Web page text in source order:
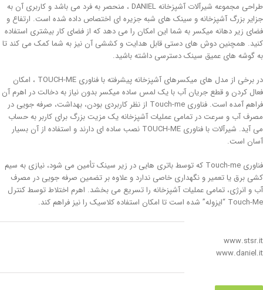
طراحی مجموعه شیرآلات آشپزخانه DANIEL ، منحصر به فرد می باشد و کاربری آن به
جزایر بزرگ آشپزخانه و سینک های شبه جزیره ای اختصاص داده شده است. ارتفاع و
فضای زیر دهانه میکسر به شما این امکان را می دهد که از فضای کار بیشتری استفاده
کنید. همچنین دوش های دستی قابل هدایت و کششی آن نیز به شما کمک می کند تا
به گوشه های عمیق سینک دسترسی داشته باشید.
در برخی از مدل های میکسرهای آشپزخانه پیشرفته با فناوری TOUCH-ME ، امکان
فعال کردن و قطع جریان آب با یک لمس ساده میکسر بدون نیاز به دخالت در اهرم آن
فراهم آمده است. فناوری Touch-me از نظر کاربردی بودن، بهداشت، صرفه جویی در
مصرف آب و سرعت در تمامی عملیات آشپزخانه یک مزیت بزرگ برای کاربر به حساب
می آید. شیرآلات با فناوری TOUCH-ME نصب ساده ای دارند و استفاده از آن بسیار
آسان است.
فناوری Touch-me که توسط باتری هایی در زیر سینک تأمین می شود، نیازی به سیم
کشی برق یا تعمیر و نگهداری خاصی ندارد و علاوه بر تضمین صرفه جویی در مصرف
آب و انرژی، تمامی عملیات آشپزخانه را تسریع می بخشد. اهرم اختلاط توسط کنترل
Touch-Me “ایزوله” شده است تا امکان استفاده کلاسیک را نیز فراهم کند.
www.stsr.it
www.daniel.it